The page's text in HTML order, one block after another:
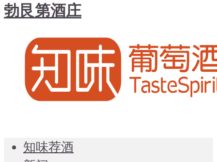
勃艮第酒庄
知味荐酒